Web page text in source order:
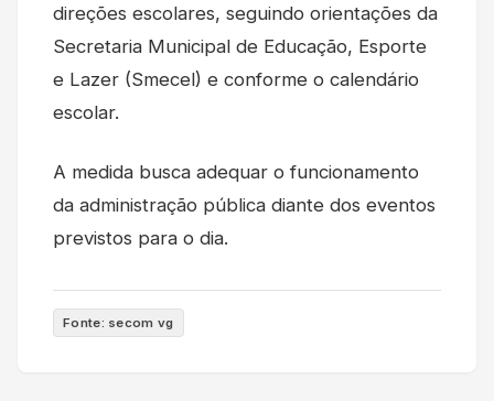
direções escolares, seguindo orientações da
Secretaria Municipal de Educação, Esporte
e Lazer (Smecel) e conforme o calendário
escolar.
A medida busca adequar o funcionamento
da administração pública diante dos eventos
previstos para o dia.
Fonte: secom vg